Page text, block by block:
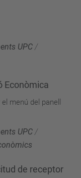
UPC /
Econòmica
menú del panell
UPC /
de receptor